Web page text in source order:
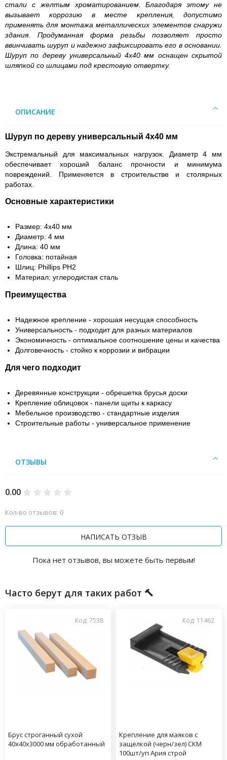
стали с желтым хроматированием. Благодаря этому не
вызывает коррозию в месте крепления, допустимо
применять для монтажа металлических элементов снаружи
здания. Продуманная форма резьбы позволяет просто
ввинчивать шуруп и надежно зафиксировать его в основании.
Шуруп по дереву универсальный 4х40 мм оснащен скрытой
шляпкой со шлицами под крестовую отвертку.
ОПИСАНИЕ
Шуруп по дереву универсальный 4х40 мм
Экстремальный для максимальных нагрузок. Диаметр 4 мм
обеспечивает хороший баланс прочности и минимума
повреждений. Применяется в строительстве и столярных
работах.
Основные характеристики
Размер: 4х40 мм
Диаметр: 4 мм
Длина: 40 мм
Головка: потайная
Шлиц: Phillips PH2
Материал: углеродистая сталь
Преимущества
Надежное крепление - хорошая несущая способность
Универсальность - подходит для разных материалов
Экономичность - оптимальное соотношение цены и качества
Долговечность - стойко к коррозии и вибрации
Для чего подходит
Деревянные конструкции - обрешетка брусья доски
Крепление облицовок - панели щиты к каркасу
Мебельное производство - стандартные изделия
Строительные работы - универсальное применение
ОТЗЫВЫ
0.00
Кол-во отзывов: 0
НАПИСАТЬ ОТЗЫВ
Пока нет отзывов, вы можете быть первым!
Часто берут для таких работ 🔨
Код: 7538
Брус строганный сухой
40х40х3000 мм обработанный
Код: 11462
Крепление для маяков с
защелкой (черн/зел) СКМ
100шт/уп Ария строй